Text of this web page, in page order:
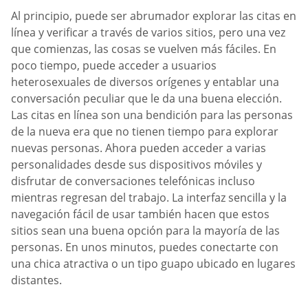
Al principio, puede ser abrumador explorar las citas en
línea y verificar a través de varios sitios, pero una vez
que comienzas, las cosas se vuelven más fáciles. En
poco tiempo, puede acceder a usuarios
heterosexuales de diversos orígenes y entablar una
conversación peculiar que le da una buena elección.
Las citas en línea son una bendición para las personas
de la nueva era que no tienen tiempo para explorar
nuevas personas. Ahora pueden acceder a varias
personalidades desde sus dispositivos móviles y
disfrutar de conversaciones telefónicas incluso
mientras regresan del trabajo. La interfaz sencilla y la
navegación fácil de usar también hacen que estos
sitios sean una buena opción para la mayoría de las
personas. En unos minutos, puedes conectarte con
una chica atractiva o un tipo guapo ubicado en lugares
distantes.